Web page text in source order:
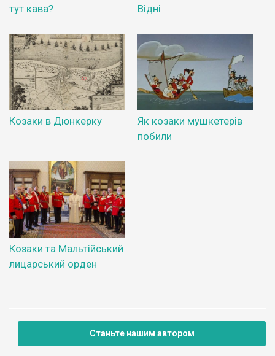
тут кава?
Відні
Козаки в Дюнкерку
Як козаки мушкетерів
побили
Козаки та Мальтійський
лицарський орден
Станьте нашим автором